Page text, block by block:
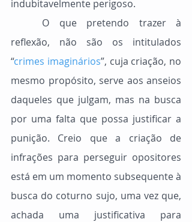
indubitavelmente perigoso.
reflexão, não são os intitulados
“crimes imaginários”, cuja criação, no
mesmo propósito, serve aos anseios
daqueles que julgam, mas na busca
por uma falta que possa justificar a
punição. Creio que a criação de
infrações para perseguir opositores
está em um momento subsequente à
busca do coturno sujo, uma vez que,
achada uma justificativa para